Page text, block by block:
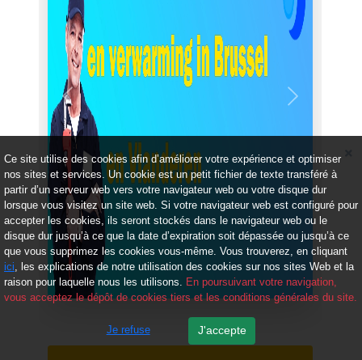
Précédent Suivant
Ce site utilise des cookies afin d’améliorer votre expérience et optimiser
nos sites et services. Un cookie est un petit fichier de texte transféré à
partir d’un serveur web vers votre navigateur web ou votre disque dur
lorsque vous visitez un site web. Si votre navigateur web est configuré pour
accepter les cookies, ils seront stockés dans le navigateur web ou le
disque dur jusqu’à ce que la date d’expiration soit dépassée ou jusqu’à ce
que vous supprimez les cookies vous-même. Vous trouverez, en cliquant
ici, les explications de notre utilisation des cookies sur nos sites Web et la
raison pour laquelle nous les utilisons. En poursuivant votre navigation,
vous acceptez le dépôt de cookies tiers et les conditions générales du site.
Je refuse J'accepte